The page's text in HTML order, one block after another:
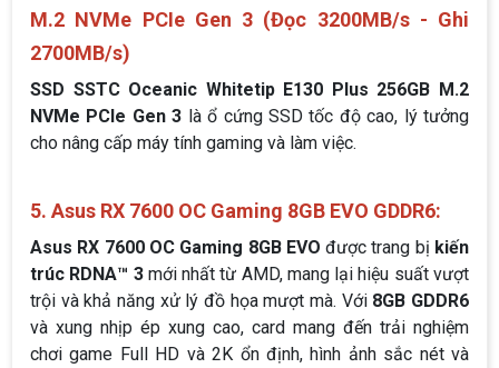
M.2 NVMe PCIe Gen 3 (Đọc 3200MB/s - Ghi
2700MB/s)
SSD SSTC Oceanic Whitetip E130 Plus 256GB M.2
NVMe PCIe Gen 3 là ổ cứng SSD tốc độ cao, lý tưởng
cho nâng cấp máy tính gaming và làm việc.
5. Asus RX 7600 OC Gaming 8GB EVO GDDR6:
Asus RX 7600 OC Gaming 8GB EVO được trang bị kiến
trúc RDNA™ 3mới nhất từ AMD, mang lại hiệu suất vượt
trội và khả năng xử lý đồ họa mượt mà. Với 8GB GDDR6
và xung nhịp ép xung cao, card mang đến trải nghiệm
chơi game Full HD và 2K ổn định, hình ảnh sắc nét và